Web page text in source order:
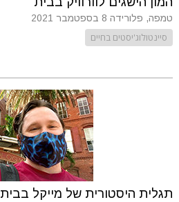
טמפה, פלורידה 8 בספטמבר 2021
סיינטולוג'יסטים בחיים
תגלית היסטורית של מייקל בבית